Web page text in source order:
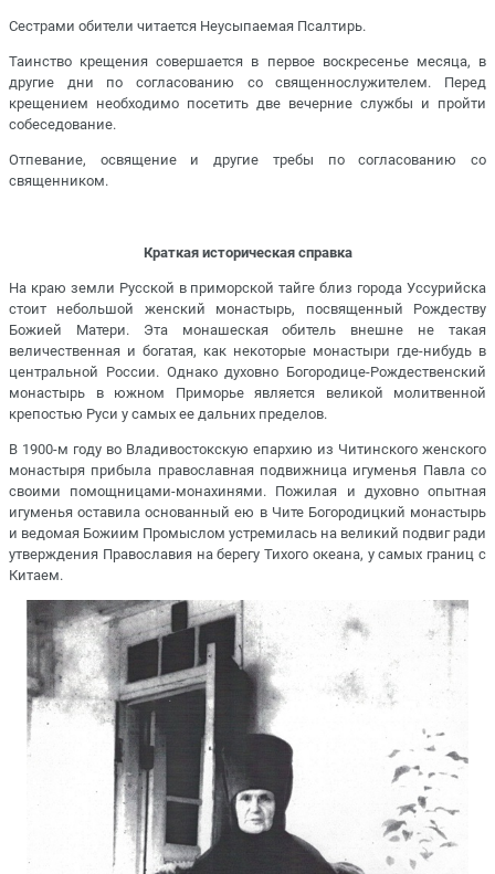
Сестрами обители читается Неусыпаемая Псалтирь.
Таинство крещения совершается в первое воскресенье месяца, в
другие дни по согласованию со священнослужителем. Перед
крещением необходимо посетить две вечерние службы и пройти
собеседование.
Отпевание, освящение и другие требы по согласованию со
священником.
Краткая историческая справка
На краю земли Русской в приморской тайге близ города Уссурийска
стоит небольшой женский монастырь, посвященный Рождеству
Божией Матери. Эта монашеская обитель внешне не такая
величественная и богатая, как некоторые монастыри где-нибудь в
центральной России. Однако духовно Богородице-Рождественский
монастырь в южном Приморье является великой молитвенной
крепостью Руси у самых ее дальних пределов.
В 1900-м году во Владивостокскую епархию из Читинского женского
монастыря прибыла православная подвижница игуменья Павла со
своими помощницами-монахинями. Пожилая и духовно опытная
игуменья оставила основанный ею в Чите Богородицкий монастырь
и ведомая Божиим Промыслом устремилась на великий подвиг ради
утверждения Православия на берегу Тихого океана, у самых границ с
Китаем.